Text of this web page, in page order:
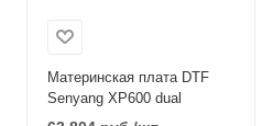
Материнская плата DTF
Senyang XP600 dual